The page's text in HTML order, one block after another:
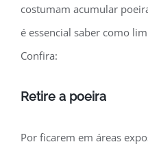
costumam acumular
é essencial saber como
Confira:
Retire a poeira
Por ficarem em áreas